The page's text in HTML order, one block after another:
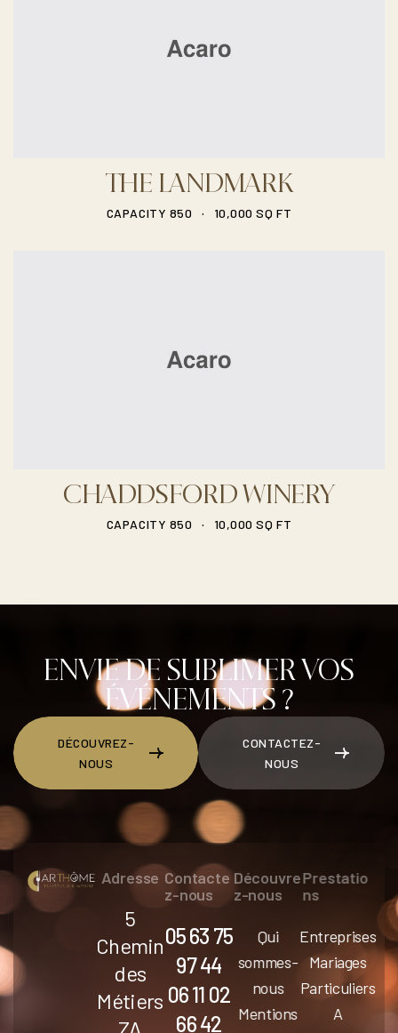
THE LANDMARK
CAPACITY 850 . 10,000 SQ FT
CHADDSFORD WINERY
CAPACITY 850 . 10,000 SQ FT
ENVIE DE SUBLIMER VOS
ÉVÉNEMENTS ?
DÉCOUVREZ-
NOUS
DÉCOUVREZ-NOUS
CONTACTEZ-
NOUS
CONTACTEZ-NOUS
Adresse
5
Chemin
des
Métiers
Contacte
z-nous
05 63 75
97 44
06 11 02
66 42
Découvre
z-nous
Qui
sommes-
nous
Mentions
Prestatio
ns
Entreprises
Mariages
Particuliers
A